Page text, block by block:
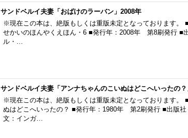
サンドベルイ夫妻「おばけのラーバン」2008年
※現在この本は、絶版もしくは重版未定となっております。
せかいのほんやくえほん・6 ■発行年：2008年 第8刷発行 ■
ル・…
サンドベルイ夫妻「アンナちゃんのこいぬはどこへいったの
※現在この本は、絶版もしくは重版未定となっております。
ぬはどこへいったの？ ■発行年：1980年 第2刷発行 ■出版社
文：インガ…